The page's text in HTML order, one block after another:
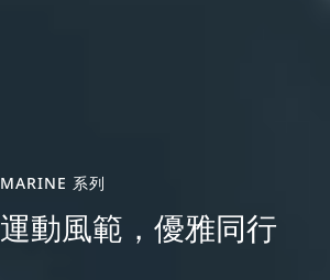
MARINE 系列
運動風範，優雅同行